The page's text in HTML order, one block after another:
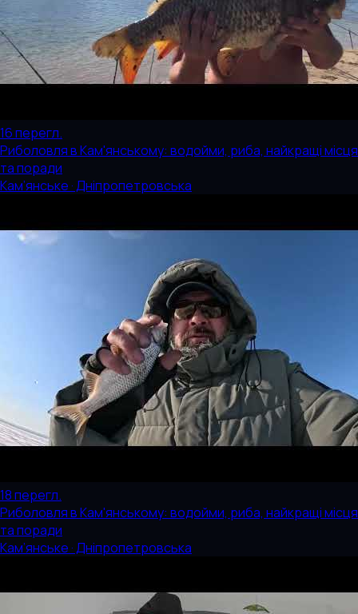
16перегл.
Риболовля в Кам'янському: водойми, риба, найкращі місця
та поради
Кам’янське · Дніпропетровська
18перегл.
Риболовля в Кам'янському: водойми, риба, найкращі місця
та поради
Кам’янське · Дніпропетровська